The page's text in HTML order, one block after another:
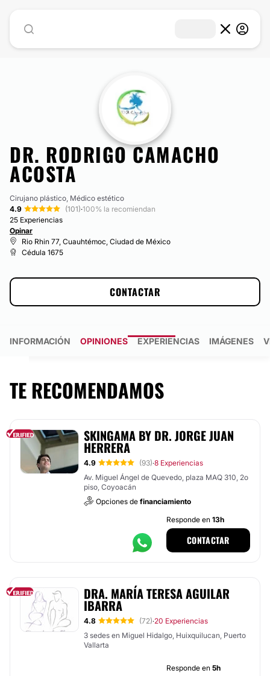
DR. RODRIGO CAMACHO
ACOSTA
Cirujano plástico, Médico estético
4.9
(101)·100% la recomiendan
25 Experiencias
Opinar
Rio Rhin 77, Cuauhtémoc, Ciudad de México
Cédula 1675
CONTACTAR
INFORMACIÓN OPINIONES EXPERIENCIAS IMÁGENES
TE RECOMENDAMOS
SKINGAMA BY DR. JORGE JUAN
HERRERA
4.9 (93)·8 Experiencias
Av. Miguel Ángel de Quevedo, plaza MAQ 310, 2o
piso, Coyoacán
Opciones de financiamiento
Responde en 13h
CONTACTAR
DRA. MARÍA TERESA AGUILAR
IBARRA
4.8 (72)·20 Experiencias
3 sedes en Miguel Hidalgo, Huixquilucan, Puerto
Vallarta
Responde en 5h